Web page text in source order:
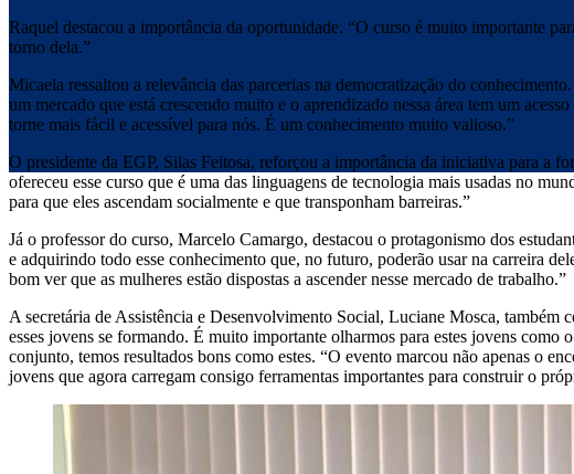
Raquel destacou a importância da oportunidade. “O curso é muito importante
torno dela.”
Micaela ressaltou a relevância das parcerias na democratização do
um mercado que está crescendo muito e o aprendizado nessa área tem um
torne mais fácil e acessível para nós. É um conhecimento muito valioso.”
O presidente da EGP, Silas Feitosa, reforçou a importância da iniciativa para a
ofereceu esse curso que é uma das linguagens de tecnologia mais usadas no
para que eles ascendam socialmente e que transponham barreiras.”
Já o professor do curso, Marcelo Camargo, destacou o protagonismo dos
e adquirindo todo esse conhecimento que, no futuro, poderão usar na carreira
bom ver que as mulheres estão dispostas a ascender nesse mercado de trabalho.”
A secretária de Assistência e Desenvolvimento Social, Luciane Mosca,
esses jovens se formando. É muito importante olharmos para estes jovens
conjunto, temos resultados bons como estes. “O evento marcou não apenas o
jovens que agora carregam consigo ferramentas importantes para construir o